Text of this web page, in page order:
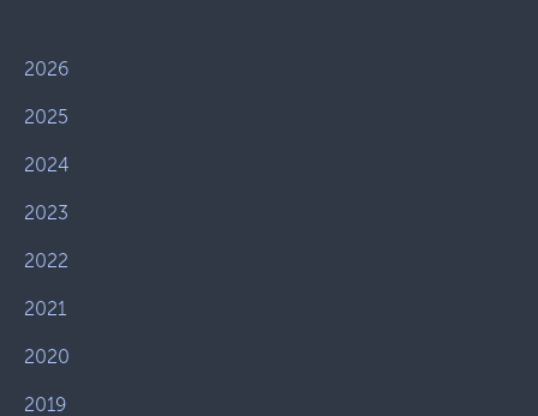
2026
2025
2024
2023
2022
2021
2020
2019